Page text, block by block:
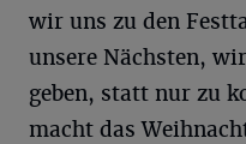
wir uns zu den
unsere Nächsten,
geben, statt nur zu
macht das